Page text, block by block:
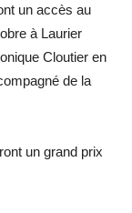
un accès au
à Laurier
Cloutier en
de la
un grand prix